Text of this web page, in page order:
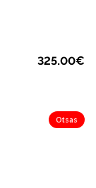
325.00€
Otsas